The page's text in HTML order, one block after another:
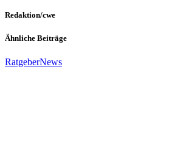
Redaktion/cwe
Ähnliche Beiträge
RatgeberNews